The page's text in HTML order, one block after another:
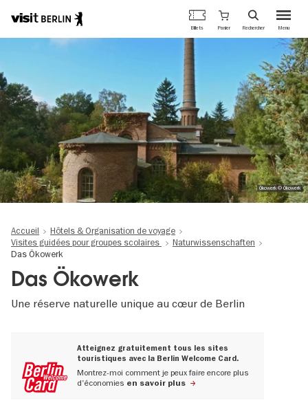
principal
Portail
officiel
Berlin
Menu
Billets Panier Rechercher
Ökowerk © Ökowerk
Accueil
Hôtels & Organisation de voyage
Visites guidées pour groupes scolaires
Naturwissenschaften
Das Ökowerk
Das Ökowerk
Une réserve naturelle unique au cœur de Berlin
Atteignez gratuitement tous les sites
touristiques avec la Berlin Welcome Card.
Montrez-moi comment je peux faire encore plus
d'économies en savoir plus